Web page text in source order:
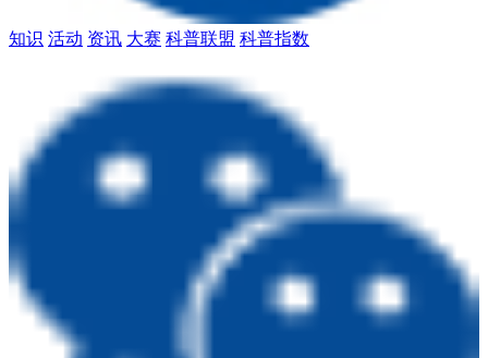
知识 活动 资讯 大赛 科普联盟 科普指数